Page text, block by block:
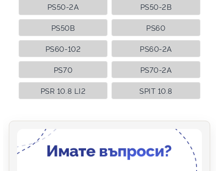
PS50-2A PS50-2B
PS50B PS60
PS60-102 PS60-2A
PS70 PS70-2A
PSR 10.8 LI2 SPIT 10.8